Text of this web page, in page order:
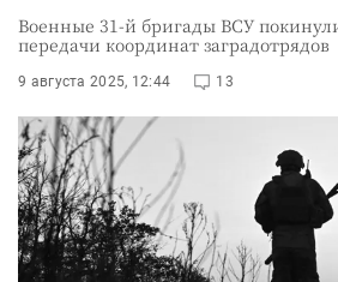
Военные 31-й бригады ВСУ
передачи координат заградотрядов
9 августа 2025, 12:44 13